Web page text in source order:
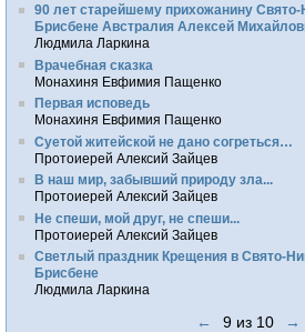
90 лет старейшему прихожанину Свято-
Брисбене Австралия Алексей
Людмила Ларкина
Врачебная сказка
Монахиня Евфимия Пащенко
Первая исповедь
Монахиня Евфимия Пащенко
Суетой житейской не дано согреться…
Протоиерей Алексий Зайцев
В наш мир, забывший природу зла...
Протоиерей Алексий Зайцев
Не спеши, мой друг, не спеши...
Протоиерей Алексий Зайцев
Светлый праздник Крещения в Свято-
Брисбене
Людмила Ларкина
← 9 из 10 →